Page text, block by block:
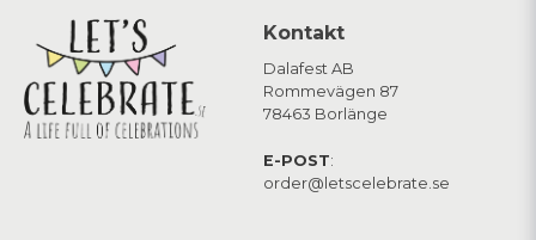
Kontakt
Dalafest AB
Rommevägen 87
78463 Borlänge
E-POST:
order@letscelebrate.se